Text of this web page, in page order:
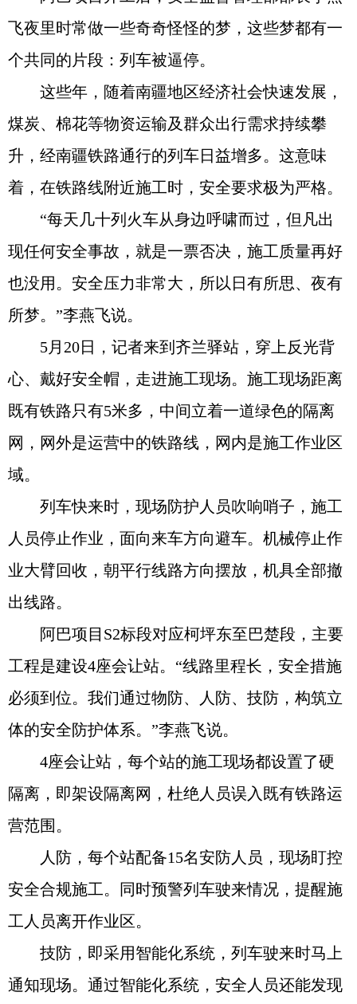
飞夜里时常做一些奇奇怪怪的梦，这些梦都有一
个共同的片段：列车被逼停。
这些年，随着南疆地区经济社会快速发展，
煤炭、棉花等物资运输及群众出行需求持续攀
升，经南疆铁路通行的列车日益增多。这意味
着，在铁路线附近施工时，安全要求极为严格。
“每天几十列火车从身边呼啸而过，但凡出
现任何安全事故，就是一票否决，施工质量再好
也没用。安全压力非常大，所以日有所思、夜有
所梦。”李燕飞说。
5月20日，记者来到齐兰驿站，穿上反光背
心、戴好安全帽，走进施工现场。施工现场距离
既有铁路只有5米多，中间立着一道绿色的隔离
网，网外是运营中的铁路线，网内是施工作业区
域。
列车快来时，现场防护人员吹响哨子，施工
人员停止作业，面向来车方向避车。机械停止作
业大臂回收，朝平行线路方向摆放，机具全部撤
出线路。
阿巴项目S2标段对应柯坪东至巴楚段，主要
工程是建设4座会让站。“线路里程长，安全措施
必须到位。我们通过物防、人防、技防，构筑立
体的安全防护体系。”李燕飞说。
4座会让站，每个站的施工现场都设置了硬
隔离，即架设隔离网，杜绝人员误入既有铁路运
营范围。
人防，每个站配备15名安防人员，现场盯控
安全合规施工。同时预警列车驶来情况，提醒施
工人员离开作业区。
技防，即采用智能化系统，列车驶来时马上
通知现场。通过智能化系统，安全人员还能发现